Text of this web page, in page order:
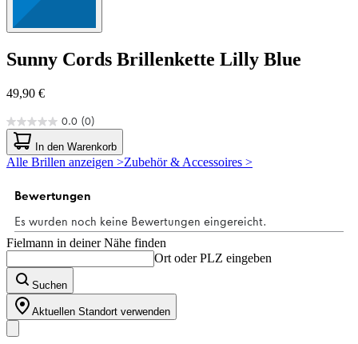
Sunny Cords Brillenkette Lilly Blue
49,90 €
0.0 (0)
0.0
von
5
Sternen.
In den Warenkorb
Alle Brillen anzeigen >Zubehör & Accessoires >
Fielmann in deiner Nähe finden
Ort oder PLZ eingeben
Suchen
Aktuellen Standort verwenden